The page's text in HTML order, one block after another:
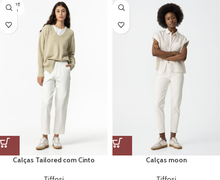
ESGOT
ADO
Calças Tailored com Cinto Calças moon